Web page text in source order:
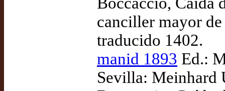
canciller mayor
traducido 1402.
manid 1893 Ed.:
Sevilla: Meinhard